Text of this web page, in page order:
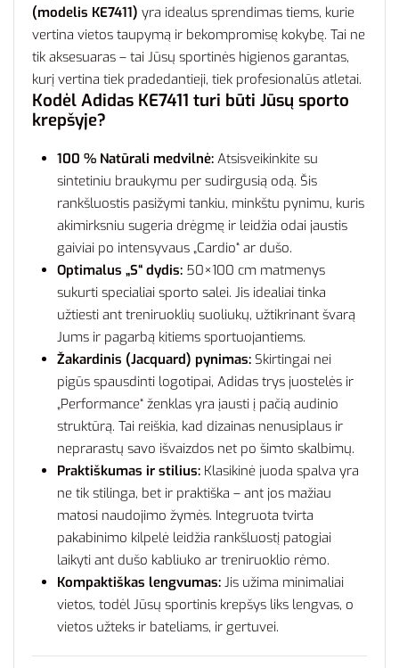
(modelis KE7411) yra idealus sprendimas tiems, kurie
vertina vietos taupymą ir bekompromisę kokybę. Tai ne
tik aksesuaras – tai Jūsų sportinės higienos garantas,
kurį vertina tiek pradedantieji, tiek profesionalūs atletai.
Kodėl Adidas KE7411 turi būti Jūsų sporto
krepšyje?
100 % Natūrali medvilnė: Atsisveikinkite su
sintetiniu braukymu per sudirgusią odą. Šis
rankšluostis pasižymi tankiu, minkštu pynimu, kuris
akimirksniu sugeria drėgmę ir leidžia odai jaustis
gaiviai po intensyvaus „Cardio“ ar dušo.
Optimalus „S“ dydis: 50×100 cm matmenys
sukurti specialiai sporto salei. Jis idealiai tinka
užtiesti ant treniruoklių suoliukų, užtikrinant švarą
Jums ir pagarbą kitiems sportuojantiems.
Žakardinis (Jacquard) pynimas: Skirtingai nei
pigūs spausdinti logotipai, Adidas trys juostelės ir
„Performance“ ženklas yra įausti į pačią audinio
struktūrą. Tai reiškia, kad dizainas nenusiplaus ir
neprarastų savo išvaizdos net po šimto skalbimų.
Praktiškumas ir stilius: Klasikinė juoda spalva yra
ne tik stilinga, bet ir praktiška – ant jos mažiau
matosi naudojimo žymės. Integruota tvirta
pakabinimo kilpelė leidžia rankšluostį patogiai
laikyti ant dušo kabliuko ar treniruoklio rėmo.
Kompaktiškas lengvumas: Jis užima minimaliai
vietos, todėl Jūsų sportinis krepšys liks lengvas, o
vietos užteks ir bateliams, ir gertuvei.